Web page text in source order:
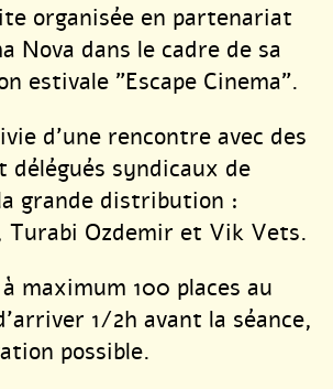
organisée en partenariat
Nova dans le cadre de sa
estivale "Escape Cinema".
d’une rencontre avec des
délégués syndicaux de
grande distribution :
Turabi Ozdemir et Vik Vets.
maximum 100 places au
1/2h avant la séance,
possible.